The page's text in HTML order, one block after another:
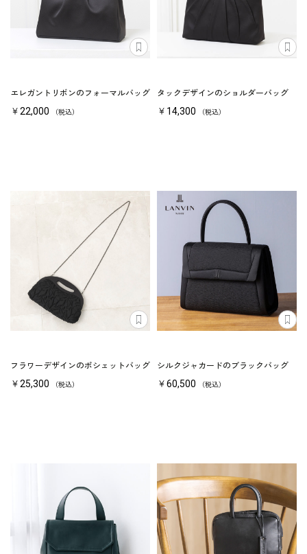
エレガントリボンのフォーマルバッグ
￥22,000 （税込）
タックデザインのショルダーバッグ
￥14,300 （税込）
フラワーデザインのポシェットバッグ
￥25,300 （税込）
シルクジャカードのブラックバッグ
￥60,500 （税込）